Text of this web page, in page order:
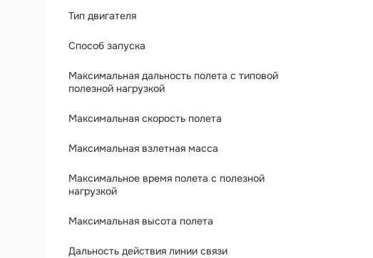
Тип двигателя
Способ запуска
Максимальная дальность полета с типовой
полезной нагрузкой
Максимальная скорость полета
Максимальная взлетная масса
Максимальное время полета с полезной
нагрузкой
Максимальная высота полета
Дальность действия линии связи